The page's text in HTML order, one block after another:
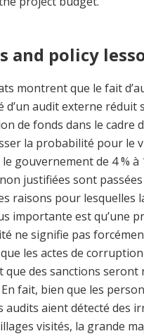
and policy
montrent que le fait
d’un audit externe réduit
de fonds dans le cadre
la probabilité pour le
gouvernement de 4 % à
justifiées sont passées
raisons pour lesquelles
importante est qu’une
ne signifie pas
les actes de
que des sanctions seront
fait, bien que les
audits aient détecté des
visités, la grande